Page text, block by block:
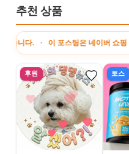
추천 상품
포스팅은 네이버 쇼핑 커넥트
후원 토스